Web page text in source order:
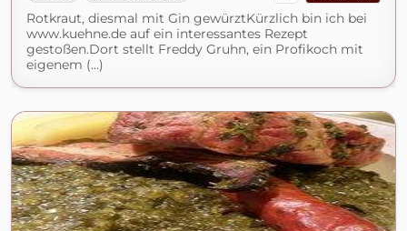
Rotkraut, diesmal mit Gin gewürztKürzlich bin ich bei
www.kuehne.de auf ein interessantes Rezept
gestoßen.Dort stellt Freddy Gruhn, ein Profikoch mit
eigenem (...)